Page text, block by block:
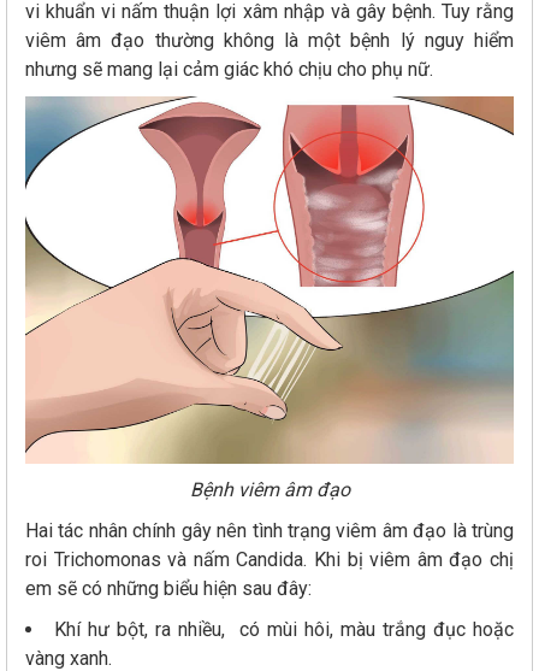
vi khuẩn vi nấm thuận lợi xâm nhập và gây bệnh. Tuy rằng
viêm âm đạo thường không là một bệnh lý nguy hiểm
nhưng sẽ mang lại cảm giác khó chịu cho phụ nữ.
Bệnh viêm âm đạo
Hai tác nhân chính gây nên tình trạng viêm âm đạo là trùng
roi Trichomonas và nấm Candida. Khi bị viêm âm đạo chị
em sẽ có những biểu hiện sau đây:
Khí hư bột, ra nhiều, có mùi hôi, màu trắng đục hoặc
vàng xanh.